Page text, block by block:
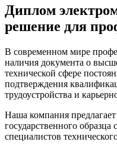
Диплом
решение для
В современном мире
наличия документа о
технической сфере
подтверждения
трудоустройства и
Наша компания
государственного образца
специалистов